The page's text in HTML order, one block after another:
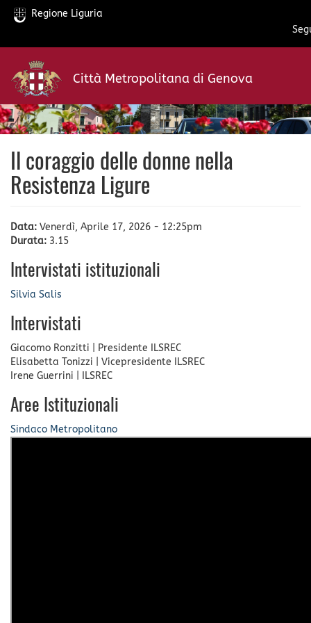
Salta
contenuto
principale
Regione Liguria
Città Metropolitana di Genova
Il coraggio delle donne nella
Resistenza Ligure
Data: Venerdì, Aprile 17, 2026 - 12:25pm
Durata: 3.15
Intervistati istituzionali
Silvia Salis
Intervistati
Giacomo Ronzitti
Presidente ILSREC
Elisabetta Tonizzi
Vicepresidente ILSREC
Irene Guerrini
ILSREC
Aree Istituzionali
Sindaco Metropolitano